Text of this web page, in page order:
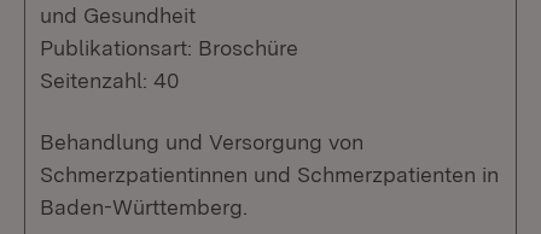
und Gesundheit
Publikationsart: Broschüre
Seitenzahl: 40
Behandlung und Versorgung von
Schmerzpatientinnen und Schmerzpatienten in
Baden-Württemberg.